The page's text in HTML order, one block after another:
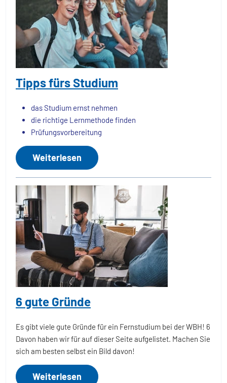
Tipps fürs Studium
das Studium ernst nehmen
die richtige Lernmethode finden
Prüfungsvorbereitung
Weiterlesen
6 gute Gründe
Es gibt viele gute Gründe für ein Fernstudium bei der WBH! 6
Davon haben wir für auf dieser Seite aufgelistet. Machen Sie
sich am besten selbst ein Bild davon!
Weiterlesen